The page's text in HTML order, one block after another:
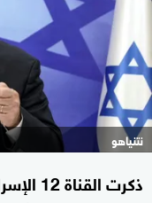
نتنياهو
ذكرت